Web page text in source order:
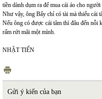
tiền dành dụm ra để mua cái áo cho
Như vậy, ông Bẩy chỉ có tài mà thiếu cái
Nếu ông có được cái tâm thì đâu đến
rấm rứt mãi một mình.
NHẬT TIẾN
Gửi ý kiến của bạn